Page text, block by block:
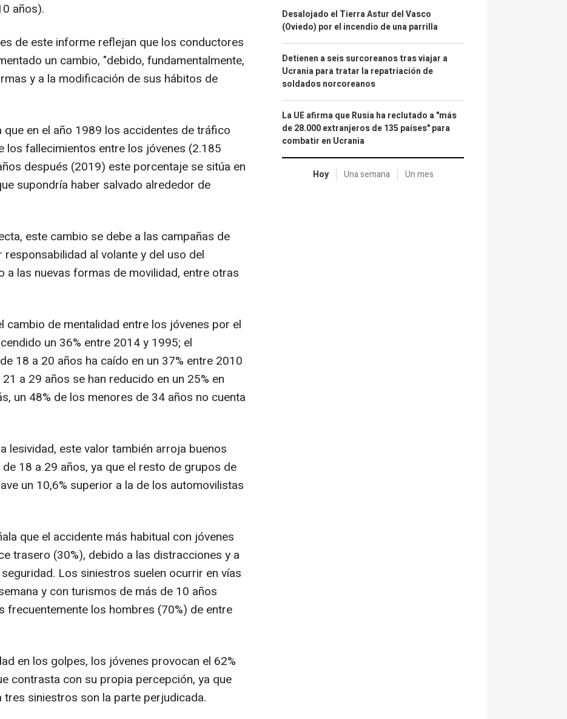
años).
de este informe reflejan que los conductores
un cambio, "debido, fundamentalmente,
y a la modificación de sus hábitos de
en el año 1989 los accidentes de tráfico
los fallecimientos entre los jóvenes (2.185
después (2019) este porcentaje se sitúa en
supondría haber salvado alrededor de
este cambio se debe a las campañas de
al volante y del uso del
las nuevas formas de movilidad, entre otras
cambio de mentalidad entre los jóvenes por el
un 36% entre 2014 y 1995; el
18 a 20 años ha caído en un 37% entre 2010
a 29 años se han reducido en un 25% en
un 48% de los menores de 34 años no cuenta
lesividad, este valor también arroja buenos
18 a 29 años, ya que el resto de grupos de
un 10,6% superior a la de los automovilistas
que el accidente más habitual con jóvenes
trasero (30%), debido a las distracciones y a
Los siniestros suelen ocurrir en vías
y con turismos de más de 10 años
frecuentemente los hombres (70%) de entre
en los golpes, los jóvenes provocan el 62%
contrasta con su propia percepción, ya que
tres siniestros son la parte perjudicada.
Desalojado el Tierra Astur del Vasco
(Oviedo) por el incendio de una parrilla
Detienen a seis surcoreanos tras viajar a
Ucrania para tratar la repatriación de
soldados norcoreanos
La UE afirma que Rusia ha reclutado a "más
de 28.000 extranjeros de 135 países" para
combatir en Ucrania
Hoy Una semana Un mes